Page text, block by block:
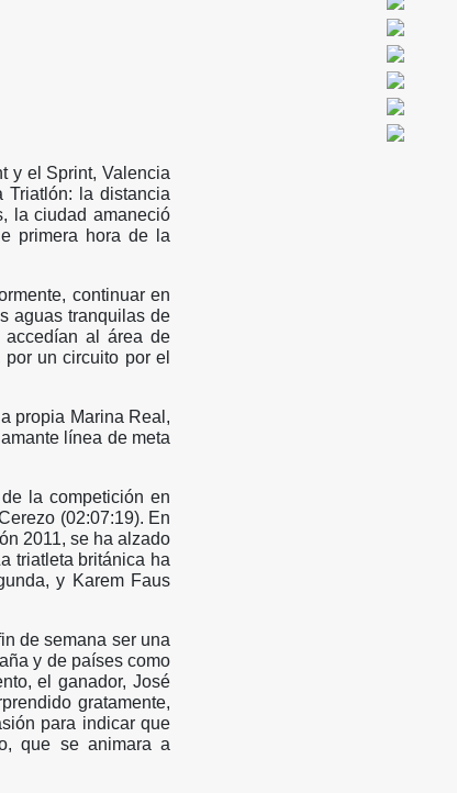
y el Sprint, Valencia
Triatlón: la distancia
la ciudad amaneció
primera hora de la
continuar en
aguas tranquilas de
accedían al área de
un circuito por el
propia Marina Real,
línea de meta
la competición en
(02:07:19). En
2011, se ha alzado
triatleta británica ha
y Karem Faus
de semana ser una
y de países como
el ganador, José
gratamente,
para indicar que
que se animara a